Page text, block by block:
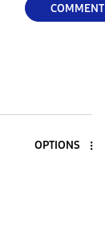
COMMENT
OPTIONS